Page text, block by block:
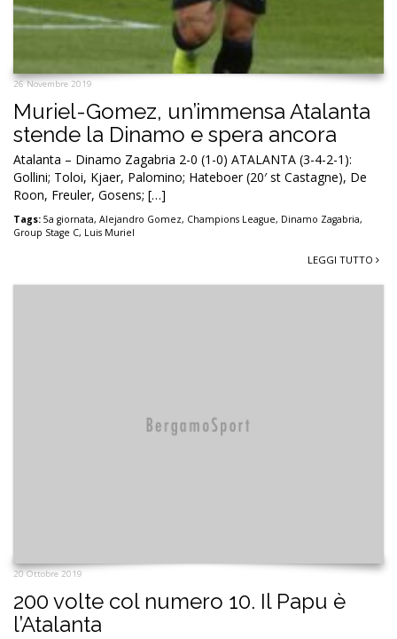
26 Novembre 2019
Muriel-Gomez, un’immensa Atalanta
stende la Dinamo e spera ancora
Atalanta – Dinamo Zagabria 2-0 (1-0) ATALANTA (3-4-2-1):
Gollini; Toloi, Kjaer, Palomino; Hateboer (20′ st Castagne), De
Roon, Freuler, Gosens; […]
Tags: 5a giornata, Alejandro Gomez, Champions League, Dinamo Zagabria,
Group Stage C, Luis Muriel
LEGGI TUTTO
20 Ottobre 2019
200 volte col numero 10. Il Papu è
l’Atalanta